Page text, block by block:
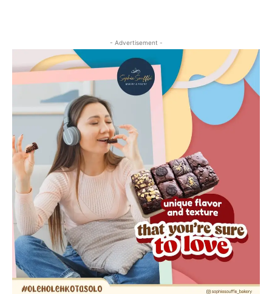
- Advertisement -